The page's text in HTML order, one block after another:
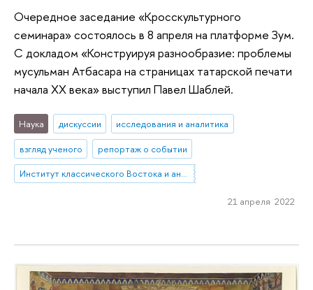
Очередное заседание «Кросскультурного
семинара» состоялось в 8 апреля на платформе Зум.
С докладом «Конструируя разнообразие: проблемы
мусульман Атбасара на страницах татарской печати
начала ХХ века» выступил Павел Шаблей.
Наука дискуссии
исследования и аналитика
взгляд ученого
репортаж о событии
Институт классического Востока и античности
21 апреля 2022